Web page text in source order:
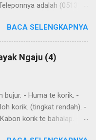
adalah (0513)
naga yang terbuat dari
tampak dalam
naga dari getah
BACA SELENGKAPNYA
Ngaju (4)
bujur. - Huma te korik. -
korik. (tingkat rendah). -
korik te bahalap. -